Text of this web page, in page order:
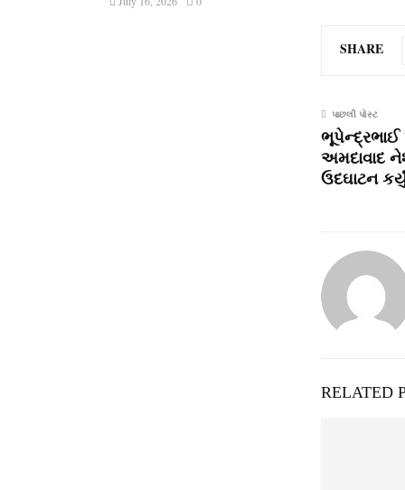
SHARE
પાછલી પોસ્ટ
ભૂપેન્દ્રભાઈ
અમદાવાદ
ઉદઘાટન
RELATED